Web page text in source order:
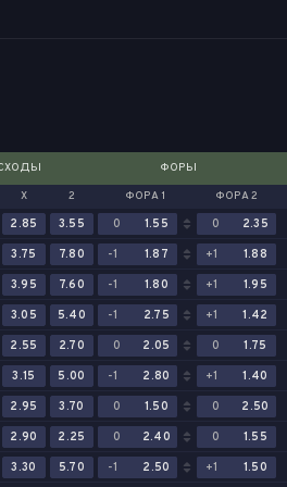
ФОРЫ
Х 2 ФОРА 1 ФОРА 2
2.85 3.55 0 1.55 0 2.35
3.75 7.80 -1 1.87 +1 1.88
3.95 7.60 -1 1.80 +1 1.95
3.05 5.40 -1 2.75 +1 1.42
2.55 2.70 0 2.05 0 1.75
3.15 5.00 -1 2.80 +1 1.40
2.95 3.70 0 1.50 0 2.50
2.90 2.25 0 2.40 0 1.55
3.30 5.70 -1 2.50 +1 1.50